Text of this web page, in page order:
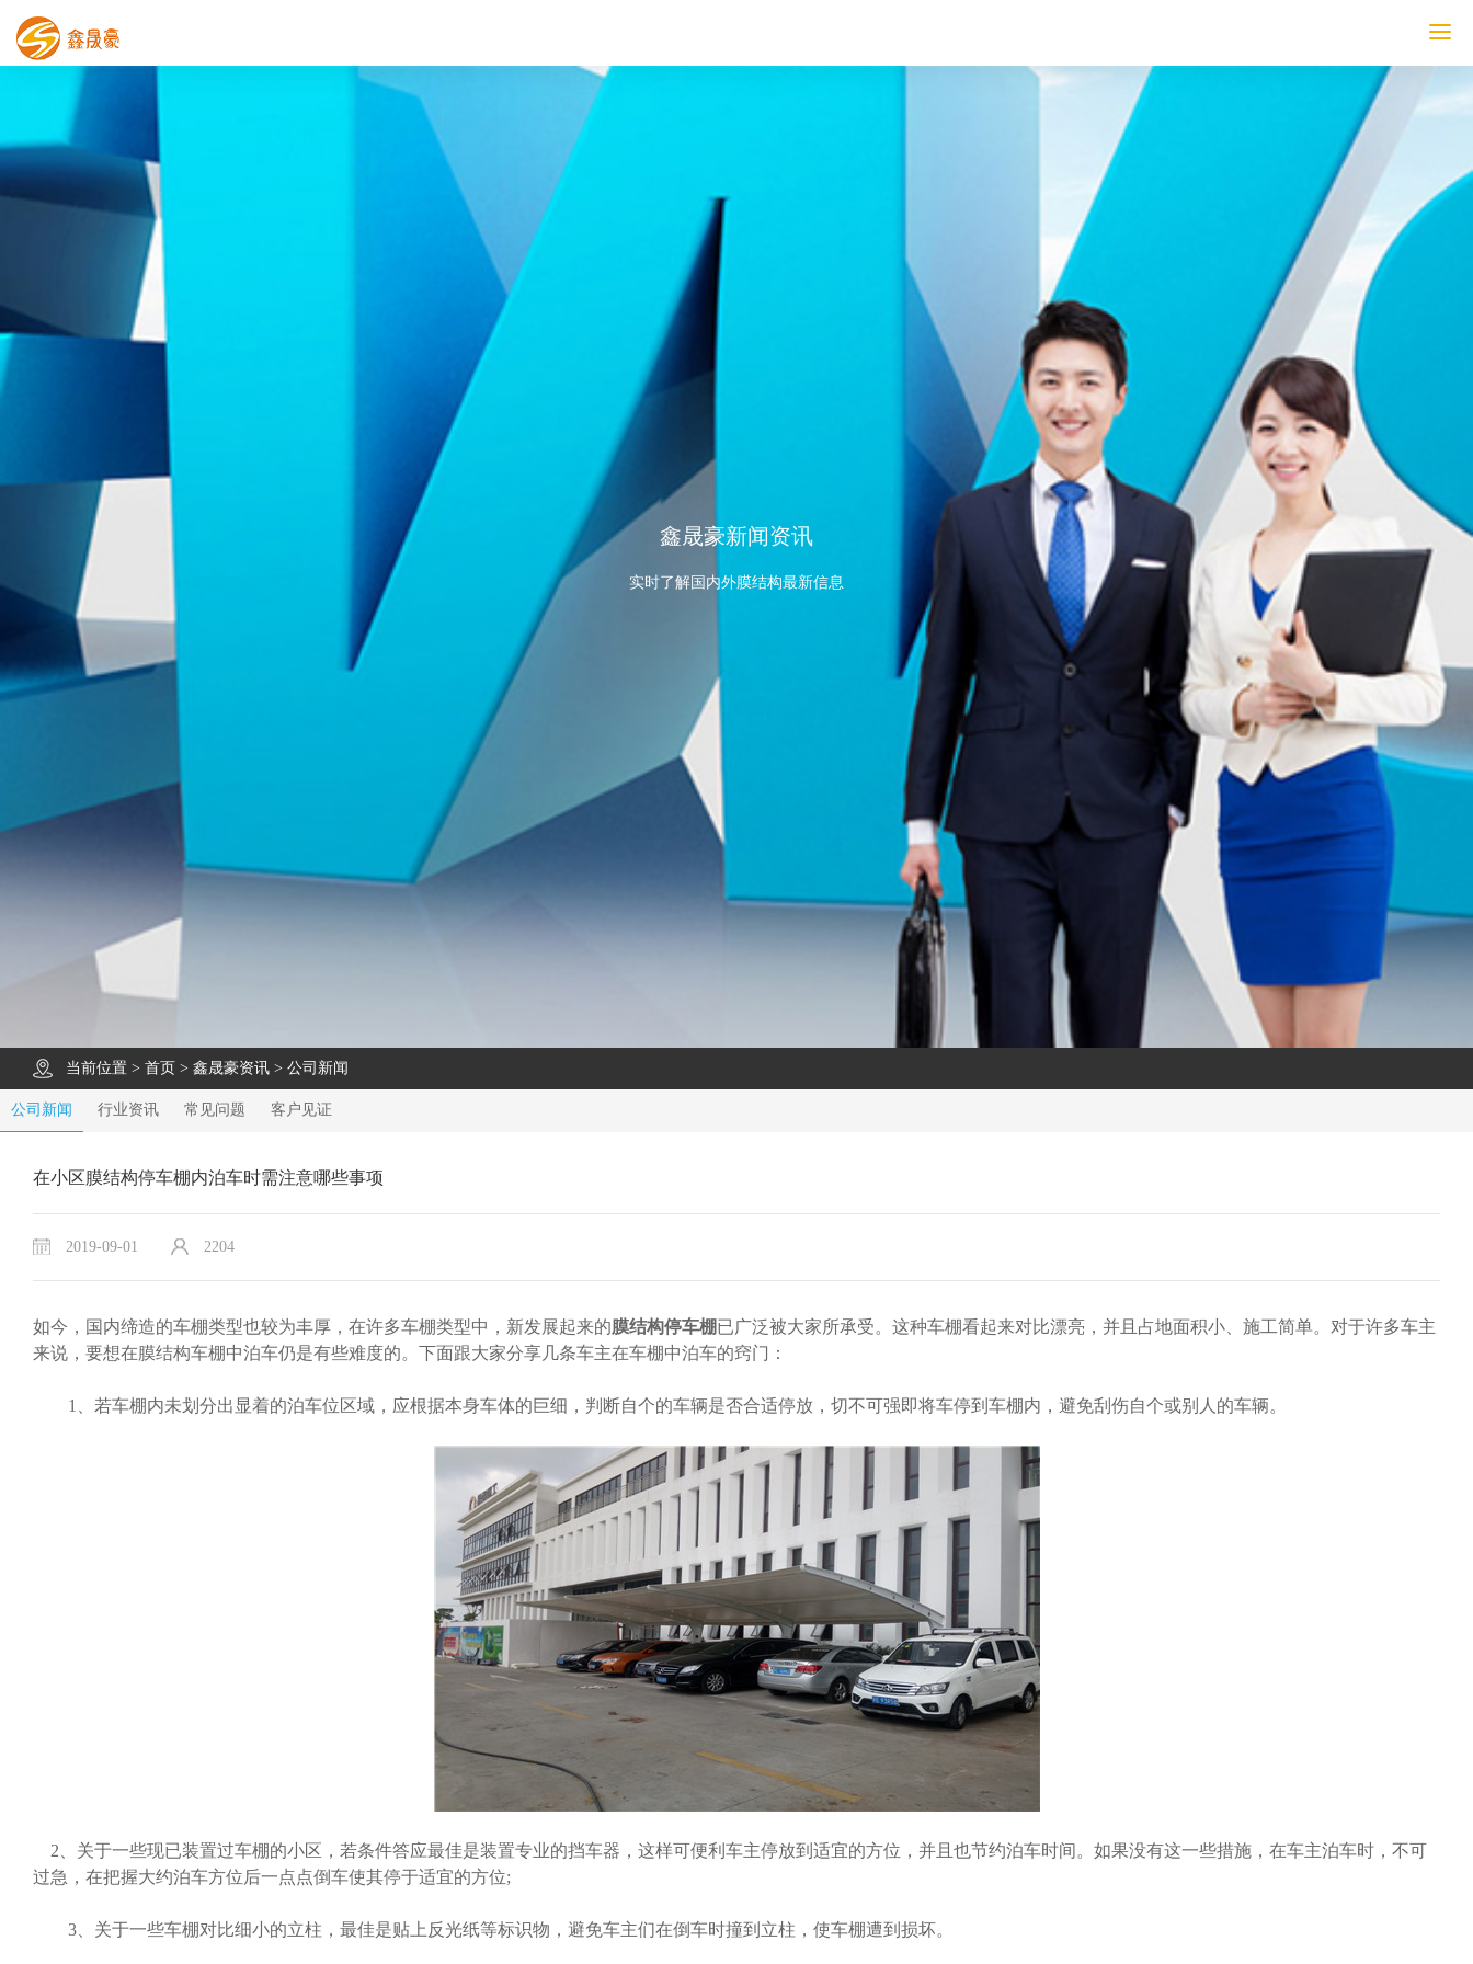
鑫晟豪新闻资讯
实时了解国内外膜结构最新信息
当前位置 > 首页 > 鑫晟豪资讯 > 公司新闻
公司新闻 行业资讯 常见问题 客户见证
在小区膜结构停车棚内泊车时需注意哪些事项
2019-09-01 2204
如今，国内缔造的车棚类型也较为丰厚，在许多车棚类型中，新发展起来的膜结构停车棚已广泛被大家所承受。这种车棚看起来对比漂亮，并且占地面积小、施工简单。对于许多车主
来说，要想在膜结构车棚中泊车仍是有些难度的。下面跟大家分享几条车主在车棚中泊车的窍门：
1、若车棚内未划分出显着的泊车位区域，应根据本身车体的巨细，判断自个的车辆是否合适停放，切不可强即将车停到车棚内，避免刮伤自个或别人的车辆。
2、关于一些现已装置过车棚的小区，若条件答应最佳是装置专业的挡车器，这样可便利车主停放到适宜的方位，并且也节约泊车时间。如果没有这一些措施，在车主泊车时，不可
过急，在把握大约泊车方位后一点点倒车使其停于适宜的方位;
3、关于一些车棚对比细小的立柱，最佳是贴上反光纸等标识物，避免车主们在倒车时撞到立柱，使车棚遭到损坏。